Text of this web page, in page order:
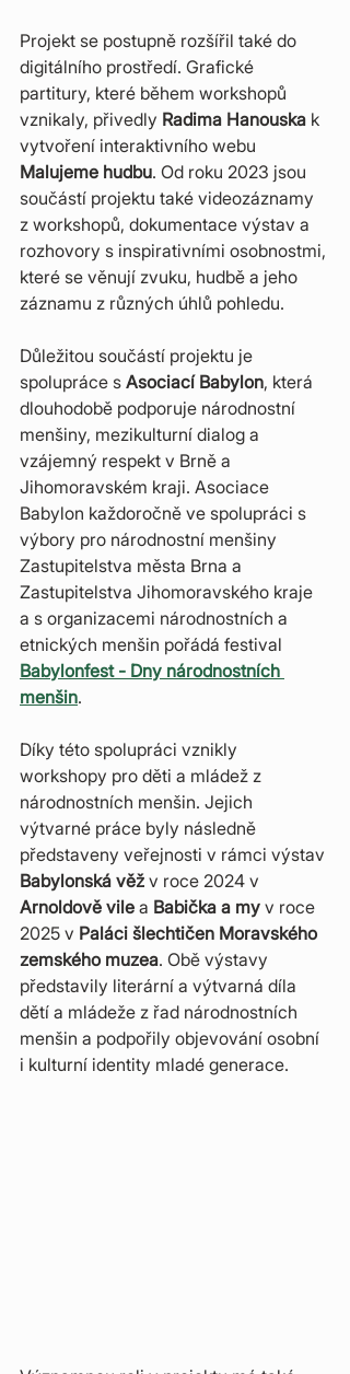
Projekt se postupně rozšířil také do
digitálního prostředí. Grafické
partitury, které během workshopů
vznikaly, přivedly Radima Hanouska k
vytvoření interaktivního webu
Malujeme hudbu. Od roku 2023 jsou
součástí projektu také videozáznamy
z workshopů, dokumentace výstav a
rozhovory s inspirativními osobnostmi,
které se věnují zvuku, hudbě a jeho
záznamu z různých úhlů pohledu.
Důležitou součástí projektu je
spolupráce s Asociací Babylon, která
dlouhodobě podporuje národnostní
menšiny, mezikulturní dialog a
vzájemný respekt v Brně a
Jihomoravském kraji. Asociace
Babylon každoročně ve spolupráci s
výbory pro národnostní menšiny
Zastupitelstva města Brna a
Zastupitelstva Jihomoravského kraje
a s organizacemi národnostních a
etnických menšin pořádá festival
Babylonfest - Dny národnostních
menšin.
Díky této spolupráci vznikly
workshopy pro děti a mládež z
národnostních menšin. Jejich
výtvarné práce byly následně
představeny veřejnosti v rámci výstav
Babylonská věž v roce 2024 v
Arnoldově vile a Babička a my v roce
2025 v Paláci šlechtičen Moravského
zemského muzea. Obě výstavy
představily literární a výtvarná díla
dětí a mládeže z řad národnostních
menšin a podpořily objevování osobní
i kulturní identity mladé generace.